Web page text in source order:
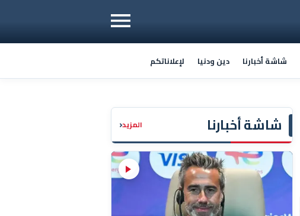
شاشة أخبارنا دين ودنيا لإعلاناتكم
شاشة أخبارنا المزيد‹